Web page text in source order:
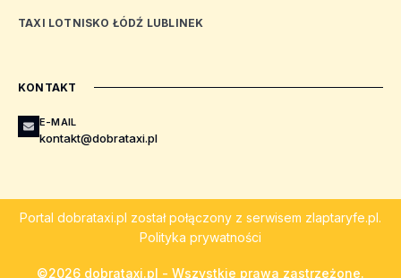
TAXI LOTNISKO ŁÓDŹ LUBLINEK
KONTAKT
E-MAIL
kontakt@dobrataxi.pl
Portal dobrataxi.pl został połączony z serwisem zlaptaryfe.pl.
Polityka prywatności
©2026 dobrataxi.pl - Wszystkie prawa zastrzeżone.